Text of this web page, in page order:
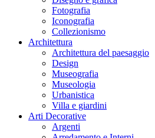
Fotografia
Iconografia
Collezionismo
Architettura
Architettura del paesaggio
Design
Museografia
Museologia
Urbanistica
Villa e giardini
Arti Decorative
Argenti